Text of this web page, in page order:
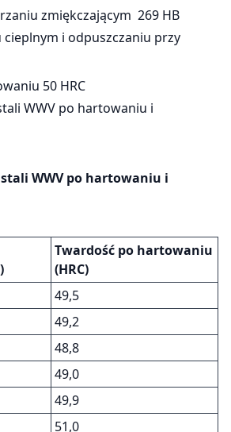
zmiękczającym 269 HB
cieplnym i odpuszczaniu przy
50 HRC
WWV po hartowaniu i
WWV po hartowaniu i
Twardość po hartowaniu
(HRC)
49,5
49,2
48,8
49,0
49,9
51,0